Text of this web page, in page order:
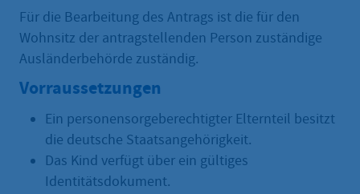
Für die Bearbeitung des Antrags ist die für den
Wohnsitz der antragstellenden Person zuständige
Ausländerbehörde zuständig.
Vorraussetzungen
Ein personensorgeberechtigter Elternteil besitzt
die deutsche Staatsangehörigkeit.
Das Kind verfügt über ein gültiges
Identitätsdokument.